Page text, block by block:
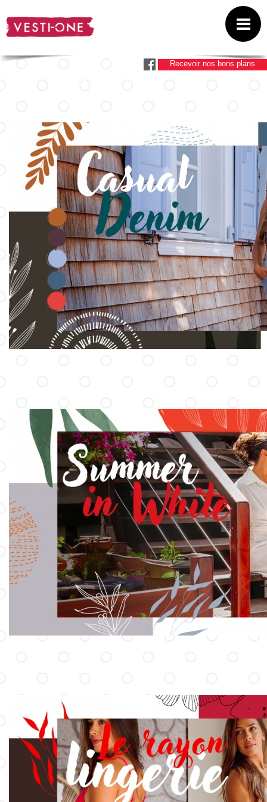
Recevoir nos bons plans